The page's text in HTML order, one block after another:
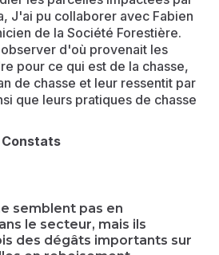
J'ai pu collaborer avec Fabien
de la Société Forestière.
d'où provenait les
pour ce qui est de la chasse,
de chasse et leur ressentit par
que leurs pratiques de chasse
semblent pas en
le secteur, mais ils
des dégâts importants sur